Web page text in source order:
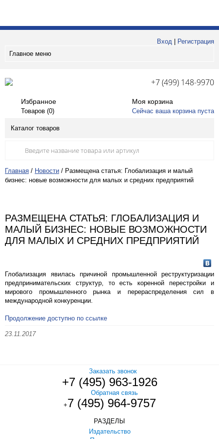
Вход
Регистрация
Главное меню
+7 (499) 148-9970
Избранное
Товаров (0)
Моя корзина
Сейчас ваша корзина пуста
Каталог товаров
Главная / Новости / Размещена статья: Глобализация и малый
бизнес: новые возможности для малых и средних предприятий
РАЗМЕЩЕНА СТАТЬЯ: ГЛОБАЛИЗАЦИЯ И
МАЛЫЙ БИЗНЕС: НОВЫЕ ВОЗМОЖНОСТИ
ДЛЯ МАЛЫХ И СРЕДНИХ ПРЕДПРИЯТИЙ
Глобализация явилась причиной промышленной реструктуризации
предпринимательских структур, то есть коренной перестройки и
мирового промышленного рынка и перераспределения сил в
международной конкуренции.
Продолжение доступно по ссылке
23.11.2017
Заказать звонок
+7 (495) 963-1926
Обратная связь
+7 (495) 964-9757
РАЗДЕЛЫ
Издательство